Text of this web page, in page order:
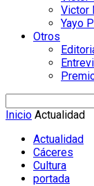
Victor
Yayo
Otros
Inicio Actualidad
Actualidad
Cáceres
Cultura
portada